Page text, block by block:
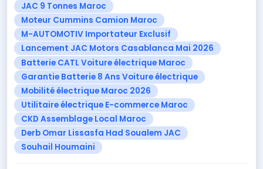
JAC 9 Tonnes Maroc
Moteur Cummins Camion Maroc
M-AUTOMOTIV Importateur Exclusif
Lancement JAC Motors Casablanca Mai 2026
Batterie CATL Voiture électrique Maroc
Garantie Batterie 8 Ans Voiture électrique
Mobilité électrique Maroc 2026
Utilitaire électrique E-commerce Maroc
CKD Assemblage Local Maroc
Derb Omar Lissasfa Had Soualem JAC
Souhail Houmaini